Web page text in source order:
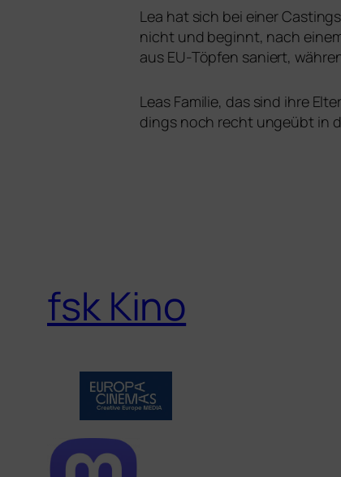
Lea hat sich bei einer
nicht und beginnt, nach
aus EU-Töpfen saniert,
Leas Familie, das sind ihre
dings noch recht unge­übt in
fsk Kino